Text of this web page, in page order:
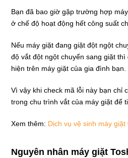
Bạn đã bao giờ gặp trường hợp
ở chế độ hoạt động hết công suất
Nếu máy giặt đang giặt đột ngột
độ vắt đột ngột chuyển sang giặt
hiện trên máy giặt của gia đình bạn.
Vì vậy khi check mã lỗi này bạn chỉ
trong chu trình vắt của máy giặt để
Xem thêm: Dịch vụ vệ sinh máy giặt
Nguyên nhân máy giặt